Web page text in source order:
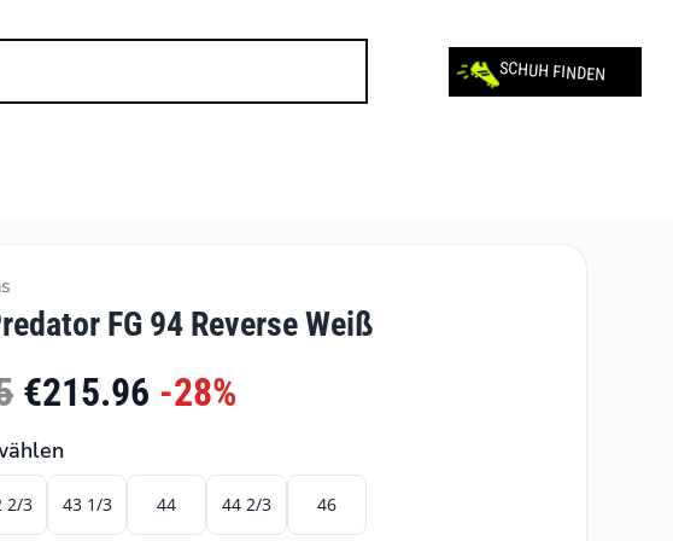
SCHUH FINDEN
FG 94 Reverse Weiß
€215.96 -28%
2/3 43 1/3 44 44 2/3 46